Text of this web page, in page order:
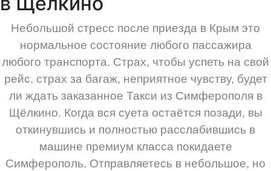
Небольшой стресс после приезда в Крым это
нормальное состояние любого пассажира
любого транспорта. Страх, чтобы успеть на свой
рейс, страх за багаж, неприятное чувству, будет
ли ждать заказанное Такси из Симферополя в
Щёлкино. Когда вся суета остаётся позади, вы
откинувшись и полностью расслабившись в
машине премиум класса покидаете
Симферополь. Отправляетесь в небольшое, но